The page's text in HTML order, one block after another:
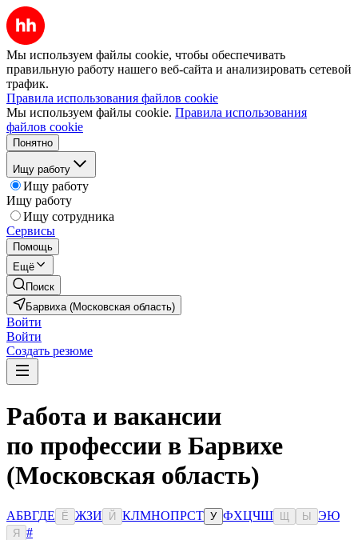
Мы используем файлы cookie, чтобы обеспечивать
правильную работу нашего веб-сайта и анализировать сетевой
трафик.
Правила использования файлов cookie
Мы используем файлы cookie. Правила использования
файлов cookie
Понятно
Ищу работу
Ищу работу
Ищу работу
Ищу сотрудника
Сервисы
Помощь
Ещё
Поиск
Барвиха (Московская область)
Войти
Войти
Создать резюме
Работа и вакансии
по профессии в Барвихе
(Московская область)
АБВГДЕ Ё ЖЗИ Й КЛМНОПРСТ У ФХЦЧШ Ы ЭЮ
Я
#